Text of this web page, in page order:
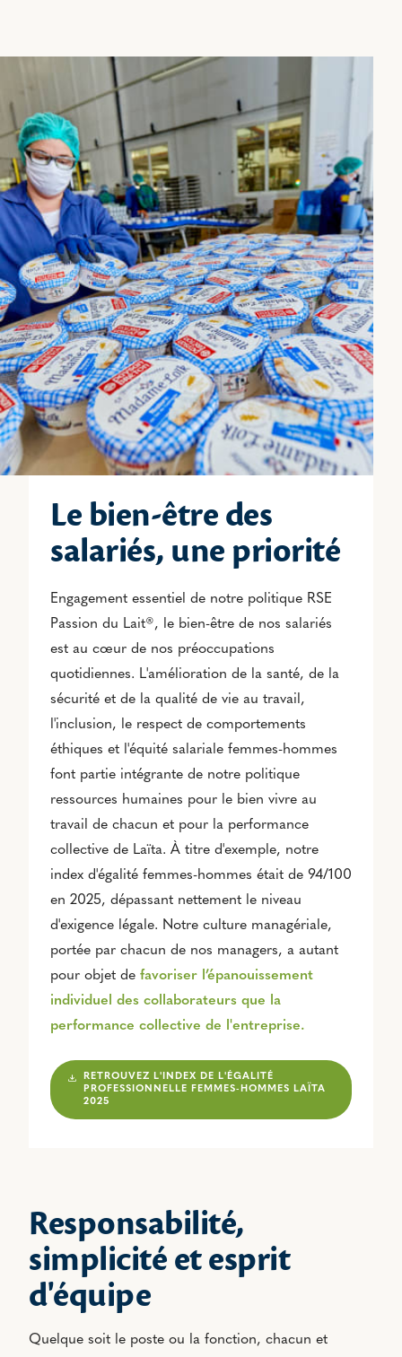
Le bien-être des
salariés, une priorité
Engagement essentiel de notre politique RSE
Passion du Lait®, le bien-être de nos salariés
est au cœur de nos préoccupations
quotidiennes. L'amélioration de la santé, de la
sécurité et de la qualité de vie au travail,
l'inclusion, le respect de comportements
éthiques et l'équité salariale femmes-hommes
font partie intégrante de notre politique
ressources humaines pour le bien vivre au
travail de chacun et pour la performance
collective de Laïta. À titre d'exemple, notre
index d'égalité femmes-hommes était de 94/100
en 2025, dépassant nettement le niveau
d'exigence légale. Notre culture managériale,
portée par chacun de nos managers, a autant
pour objet de favoriser l’épanouissement
individuel des collaborateurs que la
performance collective de l'entreprise.
RETROUVEZ L'INDEX DE L'ÉGALITÉ
PROFESSIONNELLE FEMMES-HOMMES LAÏTA
2025
Responsabilité,
simplicité et esprit
d'équipe
Quelque soit le poste ou la fonction, chacun et